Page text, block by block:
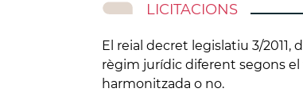
LICITACIONS
El reial decret legislatiu 3/
règim jurídic diferent segons
harmonitzada o no.